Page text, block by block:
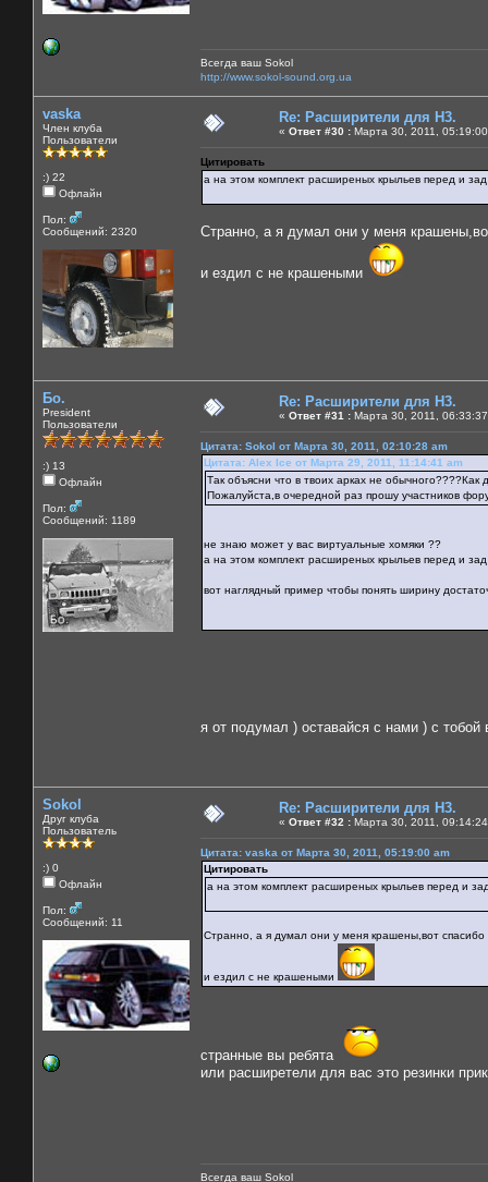
Всегда ваш Sokol
http://www.sokol-sound.org.ua
vaska
Член клуба
Пользователи
:) 22
Офлайн
Пол:
Сообщений: 2320
Re: Расширители для Н3.
« Ответ #30 : Марта 30, 2011,
Цитировать
а на этом комплект расширеных крыльев перед и зад
Странно, а я думал они у меня
и ездил с не крашеными
Бо.
President
Пользователи
:) 13
Офлайн
Пол:
Сообщений: 1189
Re: Расширители для Н3.
« Ответ #31 : Марта 30, 2011,
Цитата: Sokol от Марта 30, 2011, 02:10:28 am
Цитата: Alex Ice от Марта 29, 2011, 11:14:41 am
Так объясни что в твоих арках не
Пожалуйста,в очередной раз прошу участников
не знаю может у вас виртуальные хомяки ??
а на этом комплект расширеных крыльев перед и зад
вот наглядный пример чтобы понять ширину
я от подумал ) оставайся с нами ) с тобой
Sokol
Друг клуба
Пользователь
:) 0
Офлайн
Пол:
Сообщений: 11
Re: Расширители для Н3.
« Ответ #32 : Марта 30, 2011,
Цитата: vaska от Марта 30, 2011, 05:19:00 am
Цитировать
а на этом комплект расширеных крыльев перед и
Странно, а я думал они у меня крашены,вот спасибо
и ездил с не крашеными
странные вы ребята
или расширетели для вас это резинки
Всегда ваш Sokol